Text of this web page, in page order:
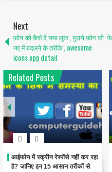
Next
फ़ोन को कैसे दे नया लुक , पुराने फ़ोन को
नए में बदलने के तरीके , awesome
icons app detail
Related Posts
रहा
मोबाइल फोन में सिग्नल स्ट्रेंथ की
कैसे करें? – जानें सबसे सटीक तरीका